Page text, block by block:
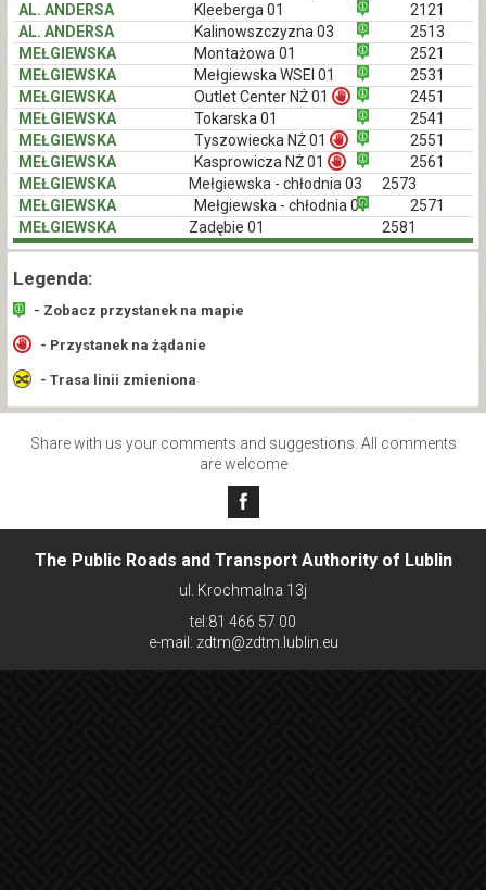
AL. ANDERSA
Kleeberga 01
2121
AL. ANDERSA
Kalinowszczyzna 03
2513
MEŁGIEWSKA
Montażowa 01
2521
MEŁGIEWSKA
Mełgiewska WSEI 01
2531
MEŁGIEWSKA
Outlet Center NŻ 01
2451
MEŁGIEWSKA
Tokarska 01
2541
MEŁGIEWSKA
Tyszowiecka NŻ 01
2551
MEŁGIEWSKA
Kasprowicza NŻ 01
2561
MEŁGIEWSKA
Mełgiewska - chłodnia 03
2573
MEŁGIEWSKA
Mełgiewska - chłodnia 01
2571
MEŁGIEWSKA
Zadębie 01 2581
Legenda:
- Zobacz przystanek na mapie
- Przystanek na żądanie
- Trasa linii zmieniona
Share with us your comments and suggestions. All comments
are welcome
The Public Roads and Transport Authority of Lublin
ul. Krochmalna 13j
tel:81 466 57 00
e-mail: zdtm@zdtm.lublin.eu